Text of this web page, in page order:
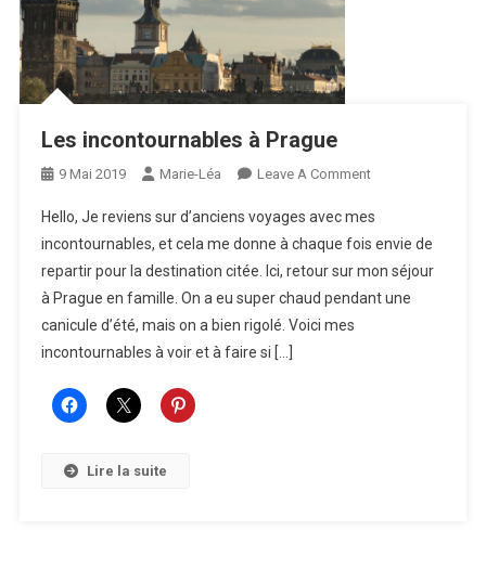
Les incontournables à Prague
9 Mai 2019 Marie-Léa Leave A CommentOn
Incontournables
À
Prague
Hello, Je reviens sur d’anciens voyages avec mes
incontournables, et cela me donne à chaque fois envie de
repartir pour la destination citée. Ici, retour sur mon séjour
à Prague en famille. On a eu super chaud pendant une
canicule d’été, mais on a bien rigolé. Voici mes
incontournables à voir et à faire si […]
Lire la suite